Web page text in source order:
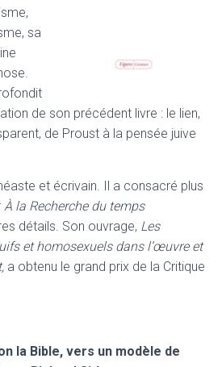
sa
de son précédent livre : le lien,
de Proust à la pensée juive
et écrivain. Il a consacré plus
À la Recherche du temps
détails. Son ouvrage, Les
et homosexuels dans l’œuvre et
a obtenu le grand prix de la Critique
la Bible, vers un modèle de